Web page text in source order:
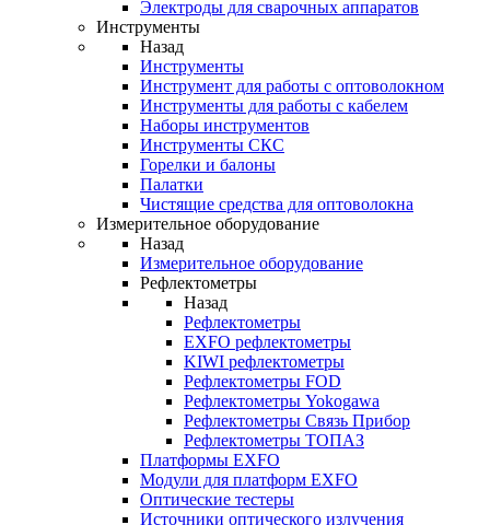
Электроды для сварочных аппаратов
Инструменты
Назад
Инструменты
Инструмент для работы с оптоволокном
Инструменты для работы с кабелем
Наборы инструментов
Инструменты СКС
Горелки и балоны
Палатки
Чистящие средства для оптоволокна
Измерительное оборудование
Назад
Измерительное оборудование
Рефлектометры
Назад
Рефлектометры
EXFO рефлектометры
KIWI рефлектометры
Рефлектометры FOD
Рефлектометры Yokogawa
Рефлектометры Связь Прибор
Рефлектометры ТОПАЗ
Платформы EXFO
Модули для платформ EXFO
Оптические тестеры
Источники оптического излучения